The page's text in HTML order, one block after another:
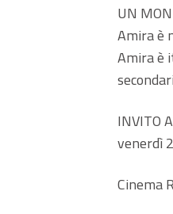
UN
Amira è
Amira è
INVITO
venerdì
Cinema